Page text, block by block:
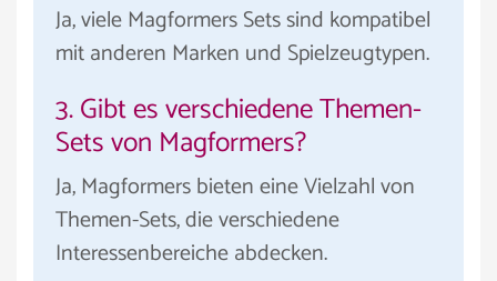
Ja, viele Magformers Sets sind kompatibel
mit anderen Marken und Spielzeugtypen.
3. Gibt es verschiedene Themen-
Sets von Magformers?
Ja, Magformers bieten eine Vielzahl von
Themen-Sets, die verschiedene
Interessenbereiche abdecken.